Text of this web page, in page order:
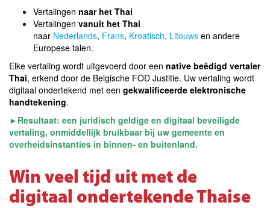
Vertalingen naar het Thai
Vertalingen vanuit het Thai
naar Nederlands, Frans, Kroatisch, Litouws en andere
Europese talen.
Elke vertaling wordt uitgevoerd door een native beëdigd vertaler
Thai, erkend door de Belgische FOD Justitie. Uw vertaling wordt
digitaal ondertekend met een gekwalificeerde elektronische
handtekening.
► Resultaat: een juridisch geldige en digitaal beveiligde
vertaling, onmiddellijk bruikbaar bij uw gemeente en
overheidsinstanties in binnen- en buitenland.
Win veel tijd uit met de
digitaal ondertekende Thaise